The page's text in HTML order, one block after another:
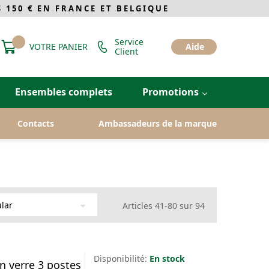
€ EN FRANCE ET BELGIQUE
VOTRE PANIER
Service
Client
Aide
Ensembles complets Promotions
Contacts Ambassadeurs de la marque
Articles 41-80 sur 94
verre 3 postes Disponibilité: En stock